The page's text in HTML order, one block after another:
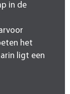
in de
het
ligt een